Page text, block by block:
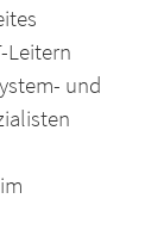
Leitern
und